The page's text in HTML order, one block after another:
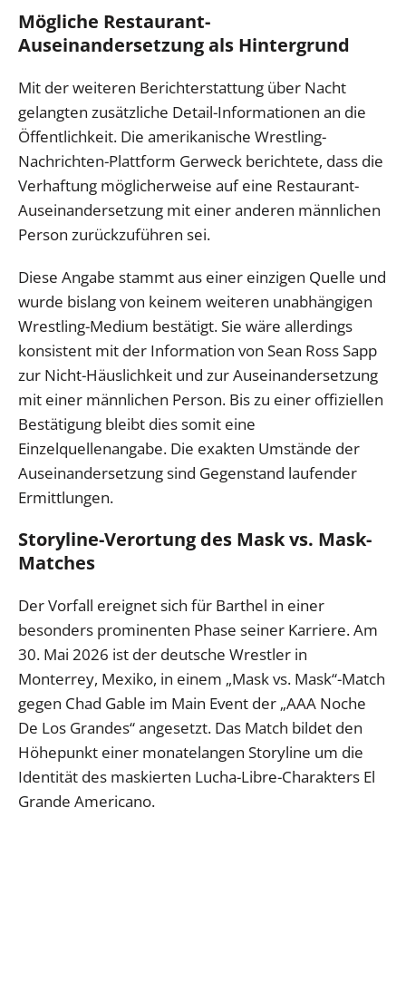
Mögliche Restaurant-
Auseinandersetzung als Hintergrund
Mit der weiteren Berichterstattung über Nacht
gelangten zusätzliche Detail-Informationen an die
Öffentlichkeit. Die amerikanische Wrestling-
Nachrichten-Plattform Gerweck berichtete, dass die
Verhaftung möglicherweise auf eine Restaurant-
Auseinandersetzung mit einer anderen männlichen
Person zurückzuführen sei.
Diese Angabe stammt aus einer einzigen Quelle und
wurde bislang von keinem weiteren unabhängigen
Wrestling-Medium bestätigt. Sie wäre allerdings
konsistent mit der Information von Sean Ross Sapp
zur Nicht-Häuslichkeit und zur Auseinandersetzung
mit einer männlichen Person. Bis zu einer offiziellen
Bestätigung bleibt dies somit eine
Einzelquellenangabe. Die exakten Umstände der
Auseinandersetzung sind Gegenstand laufender
Ermittlungen.
Storyline-Verortung des Mask vs. Mask-
Matches
Der Vorfall ereignet sich für Barthel in einer
besonders prominenten Phase seiner Karriere. Am
30. Mai 2026 ist der deutsche Wrestler in
Monterrey, Mexiko, in einem „Mask vs. Mask“-Match
gegen Chad Gable im Main Event der „AAA Noche
De Los Grandes“ angesetzt. Das Match bildet den
Höhepunkt einer monatelangen Storyline um die
Identität des maskierten Lucha-Libre-Charakters El
Grande Americano.